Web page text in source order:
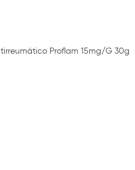
Proflam 15mg/G 30g